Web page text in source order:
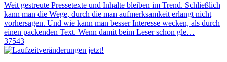
Weit gestreute Pressetexte und Inhalte bleiben im Trend. Schließlich
kann man die Wege, durch die man aufmerksamkeit erlangt nicht
vorhersagen. Und wie kann man besser Interesse wecken, als durch
einen packenden Text. Wenn damit beim Leser schon gle…
37543